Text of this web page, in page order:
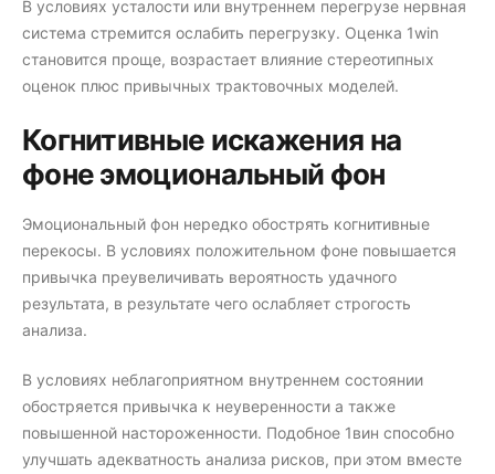
В условиях усталости или внутреннем перегрузе нервная
система стремится ослабить перегрузку. Оценка 1win
становится проще, возрастает влияние стереотипных
оценок плюс привычных трактовочных моделей.
Когнитивные искажения на
фоне эмоциональный фон
Эмоциональный фон нередко обострять когнитивные
перекосы. В условиях положительном фоне повышается
привычка преувеличивать вероятность удачного
результата, в результате чего ослабляет строгость
анализа.
В условиях неблагоприятном внутреннем состоянии
обостряется привычка к неуверенности а также
повышенной настороженности. Подобное 1вин способно
улучшать адекватность анализа рисков, при этом вместе